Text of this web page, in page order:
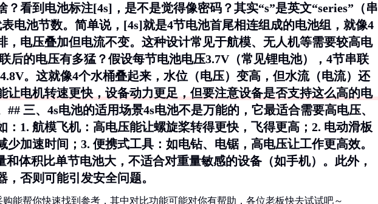
？看到电池标注[4s]，是不是觉得像密码？其实“s”是英文“series”（串
电池节数。简单说，[4s]就是4节电池首尾相连组成的电池组，就像4
，电压叠加但电流不变。这种设计常见于航模、无人机等需要较高电
后的电压有多猛？假设每节电池电压3.7V（常见锂电池），4节串联
。这就像4个水桶叠起来，水位（电压）变高，但水流（电流）还
让电机转速更快，设备动力更足，但要注意设备是否支持这么高的电
## 三、4s电池的适用场景4s电池不是万能的，它最适合需要高电压、
：1. 航模飞机：高电压能让螺旋桨转得更快，飞得更高；2. 电动滑板
少加速时间；3. 便携式工具 ：如电钻、电锯，高电压让工作更高效。
和体积比单节电池大，不适合对重量敏感的设备（如手机）。此外，
，否则可能引发安全问题。
能帮你快速找到参考，其中对比功能可能对你有帮助，各位老板快去试试吧～